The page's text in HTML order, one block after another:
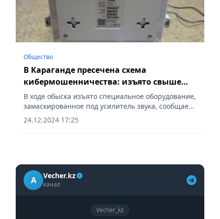
Общество
В Караганде пресечена схема
кибермошенничества: изъято свыше
2000 SIM-карт
В ходе обыска изъято специальное оборудование,
замаскированное под усилитель звука, сообщает
Vecher.kz.
24.12.2024 17:25
A Vecher.kz
канал
Vecher_kz